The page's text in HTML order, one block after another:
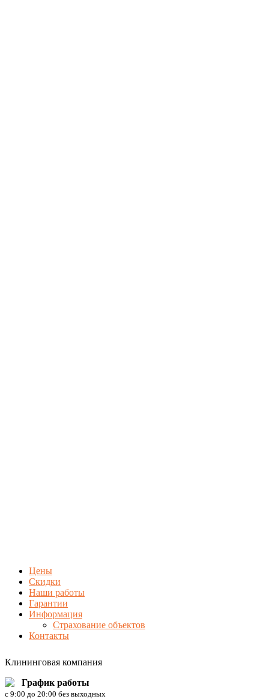
Цены
Скидки
Наши работы
Гарантии
Информация
Страхование объектов
Контакты
Клининговая компания
График работы
c 9:00 до 20:00 без выходных